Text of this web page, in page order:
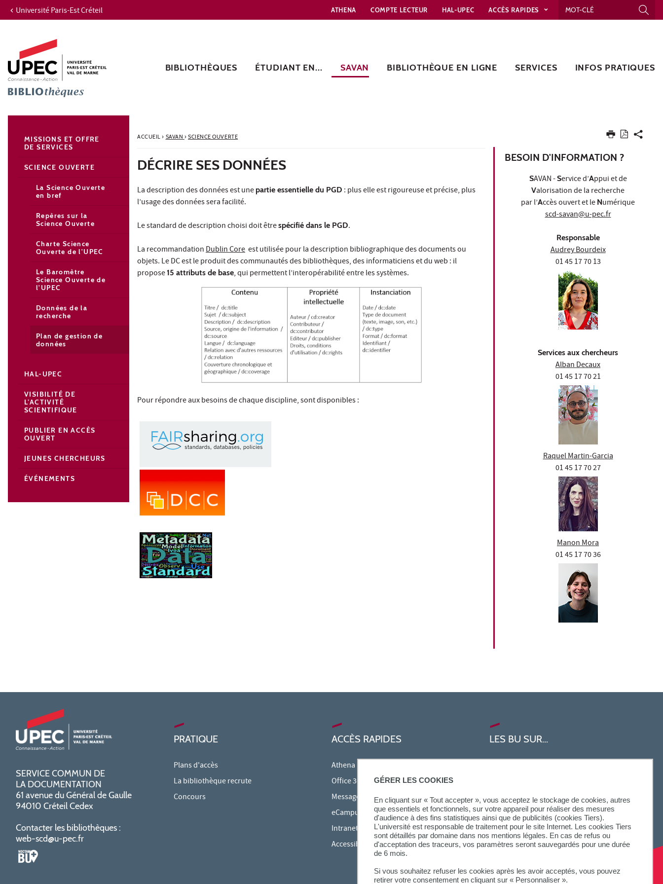
GÉRER LES COOKIES
En cliquant sur « Tout accepter », vous acceptez le stockage de cookies, autres
que essentiels et fonctionnels, sur votre appareil pour réaliser des mesures
d'audience à des fins statistiques ainsi que de publicités (cookies Tiers).
L'université est responsable de traitement pour le site Internet. Les cookies Tiers
sont détaillés par domaine dans nos mentions légales. En cas de refus ou
d'acceptation des traceurs, vos paramètres seront sauvegardés pour une durée
de 6 mois.
Si vous souhaitez refuser les cookies après les avoir acceptés, vous pouvez
retirer votre consentement en cliquant sur « Personnaliser ».
Aller au contenu
Recherche
Navigation secondaire
Université Paris-Est Créteil ATHENA COMPTE LECTEUR HAL-UPEC ACCÈS RAPIDES
BIBLIOTHÈQUES ÉTUDIANT EN... SAVAN BIBLIOTHÈQUE EN LIGNE SERVICES INFOS PRATIQUES
ACCUEIL› SAVAN › SCIENCE OUVERTE
DÉCRIRE SES DONNÉES
La description des données est une partie essentielle du PGD : plus elle est rigoureuse et précise, plus
l’usage des données sera facilité.
Le standard de description choisi doit êtrespécifié dans le PGD.
La recommandationDublin Core est utilisée pour la description bibliographique des documents ou
objets. Le DC est le produit des communautés des bibliothèques, des informaticiens et du web : il
propose15 attributs de base, qui permettent l’interopérabilité entre les systèmes.
Pour répondre aux besoins de chaque discipline, sont disponibles :
BESOIN D'INFORMATION ?
SAVAN -Service d’Appui et de
Valorisation de la recherche
par l’Accès ouvert et le Numérique
scd-savan@u-pec.fr
Responsable
Audrey Bourdeix
01 45 17 70 13
Services aux chercheurs
Alban Decaux
01 45 17 70 21
Raquel Martin-Garcia
01 45 17 70 27
Manon Mora
01 45 17 70 36
MISSIONS ET OFFRE
DE SERVICES
SCIENCE OUVERTE
La Science Ouverte
en bref
Repères sur la
Science Ouverte
Charte Science
Ouverte de l'UPEC
Le Baromètre
Science Ouverte de
l'UPEC
Données de la
recherche
Plan de gestion de
données
HAL-UPEC
VISIBILITÉ DE
L’ACTIVITÉ
SCIENTIFIQUE
PUBLIER EN ACCÈS
OUVERT
JEUNES CHERCHEURS
ÉVÉNEMENTS
SERVICE COMMUN DE
LA DOCUMENTATION
61 avenue du Général de Gaulle
94010 Créteil Cedex
Contacter les bibliothèques :
web-scd@u-pec.fr
PRATIQUE
Plans d'accès
La bibliothèque recrute
Concours
ACCÈS RAPIDES
Athena
Office 365
Messagerie étudiante
eCampus
Intranet des personnels
Accessibilité et Handicap
LES BU SUR...